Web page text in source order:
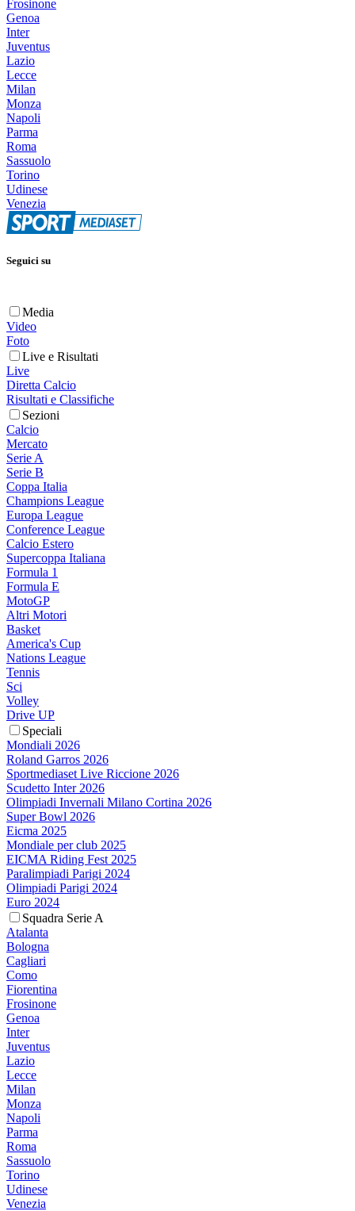
Frosinone
Genoa
Inter
Juventus
Lazio
Lecce
Milan
Monza
Napoli
Parma
Roma
Sassuolo
Torino
Udinese
Venezia
Seguici su
Media
Video
Foto
Live e Risultati
Live
Diretta Calcio
Risultati e Classifiche
Sezioni
Calcio
Mercato
Serie A
Serie B
Coppa Italia
Champions League
Europa League
Conference League
Calcio Estero
Supercoppa Italiana
Formula 1
Formula E
MotoGP
Altri Motori
Basket
America's Cup
Nations League
Tennis
Sci
Volley
Drive UP
Speciali
Mondiali 2026
Roland Garros 2026
Sportmediaset Live Riccione 2026
Scudetto Inter 2026
Olimpiadi Invernali Milano Cortina 2026
Super Bowl 2026
Eicma 2025
Mondiale per club 2025
EICMA Riding Fest 2025
Paralimpiadi Parigi 2024
Olimpiadi Parigi 2024
Euro 2024
Squadra Serie A
Atalanta
Bologna
Cagliari
Como
Fiorentina
Frosinone
Genoa
Inter
Juventus
Lazio
Lecce
Milan
Monza
Napoli
Parma
Roma
Sassuolo
Torino
Udinese
Venezia